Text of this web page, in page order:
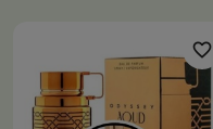
favorite_border